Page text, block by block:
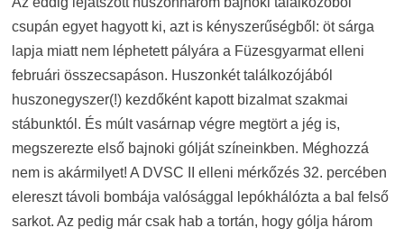
csupán egyet hagyott ki, azt is kényszerűségből: öt sárga
lapja miatt nem léphetett pályára a Füzesgyarmat elleni
februári összecsapáson. Huszonkét találkozójából
huszonegyszer(!) kezdőként kapott bizalmat szakmai
stábunktól. És múlt vasárnap végre megtört a jég is,
megszerezte első bajnoki gólját színeinkben. Méghozzá
nem is akármilyet! A DVSC II elleni mérkőzés 32. percében
elereszt távoli bombája valósággal lepókhálózta a bal felső
sarkot. Az pedig már csak hab a tortán, hogy gólja három